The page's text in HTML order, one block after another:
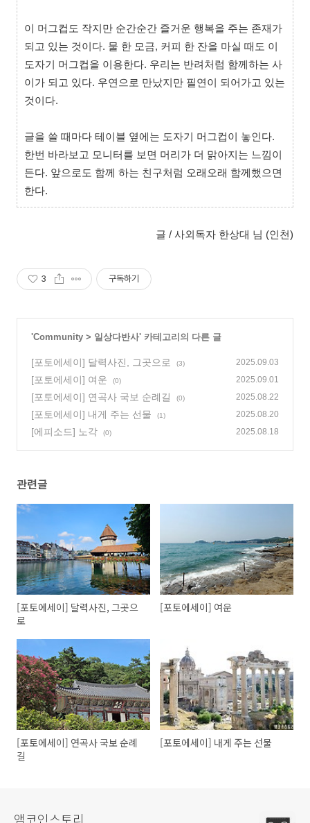
이 머그컵도 작지만 순간순간 즐거운 행복을 주는 존재가
되고 있는 것이다. 물 한 모금, 커피 한 잔을 마실 때도 이
도자기 머그컵을 이용한다. 우리는 반려처럼 함께하는 사
이가 되고 있다. 우연으로 만났지만 필연이 되어가고 있는
것이다.
글을 쓸 때마다 테이블 옆에는 도자기 머그컵이 놓인다.
한번 바라보고 모니터를 보면 머리가 더 맑아지는 느낌이
든다. 앞으로도 함께 하는 친구처럼 오래오래 함께했으면
한다.
글 / 사외독자 한상대 님 (인천)
3 구독하기
'Community > 일상다반사' 카테고리의 다른 글
[포토에세이] 달력사진, 그곳으로 (3) 2025.09.03
[포토에세이] 여운 (0) 2025.09.01
[포토에세이] 연곡사 국보 순례길 (0) 2025.08.22
[포토에세이] 내게 주는 선물 (1) 2025.08.20
[에피소드] 노각 (0) 2025.08.18
관련글
[포토에세이] 달력사진, 그곳으
로
[포토에세이] 여운
[포토에세이] 연곡사 국보 순례
길
[포토에세이] 내게 주는 선물
앰코인스토리